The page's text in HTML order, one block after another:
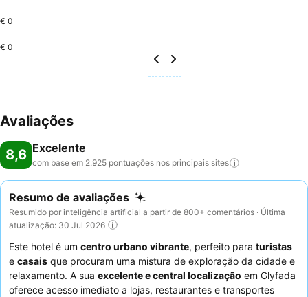
€ 0
€ 0
Avaliações
8,6 Excelente
com base em 2.925 pontuações nos principais sites
Resumo de avaliações
Resumido por inteligência artificial a partir de 800+ comentários · Última
atualização: 30 Jul 2026
Este hotel é um centro urbano vibrante, perfeito para turistas
e casais que procuram uma mistura de exploração da cidade e
relaxamento. A sua excelente e central localização em Glyfada
oferece acesso imediato a lojas, restaurantes e transportes